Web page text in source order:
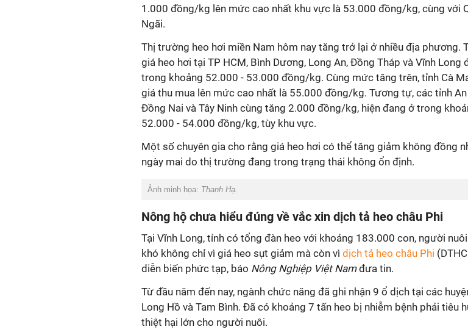
1.000 đồng/kg lên mức cao nhất khu vực là 53.000 đồng/kg, cùng với
Ngãi.
Thị trường heo hơi miền Nam hôm nay tăng trở lại ở nhiều địa phương.
giá heo hơi tại TP HCM, Bình Dương, Long An, Đồng Tháp và Vĩnh Long
trong khoảng 52.000 - 53.000 đồng/kg. Cùng mức tăng trên, tỉnh Cà
giá thu mua lên mức cao nhất là 55.000 đồng/kg. Tương tự, các tỉnh An
Đồng Nai và Tây Ninh cùng tăng 2.000 đồng/kg, hiện đang ở trong
52.000 - 54.000 đồng/kg, tùy khu vực.
Một số chuyên gia cho rằng giá heo hơi có thể tăng giảm không đồng
ngày mai do thị trường đang trong trạng thái không ổn định.
Ảnh minh họa: Thanh Hạ.
Nông hộ chưa hiểu đúng về vắc xin dịch tả heo châu Phi
Tại Vĩnh Long, tỉnh có tổng đàn heo với khoảng 183.000 con, người
khó không chỉ vì giá heo sụt giảm mà còn vì dịch tả heo châu Phi
diễn biến phức tạp, báo Nông Nghiệp Việt Namđưa tin.
Từ đầu năm đến nay, ngành chức năng đã ghi nhận 9 ổ dịch tại các
Long Hồ và Tam Bình. Đã có khoảng 7 tấn heo bị nhiễm bệnh phải tiêu
thiệt hại lớn cho người nuôi.